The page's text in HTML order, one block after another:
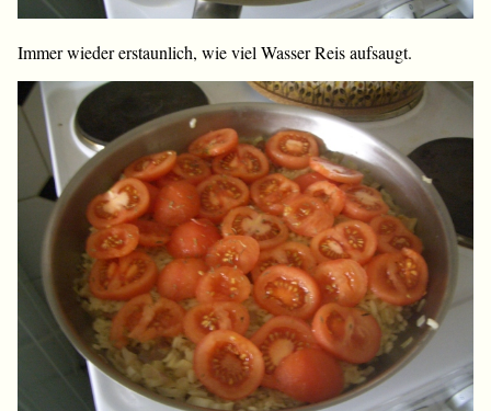
Immer wieder erstaunlich, wie viel Wasser Reis aufsaugt.